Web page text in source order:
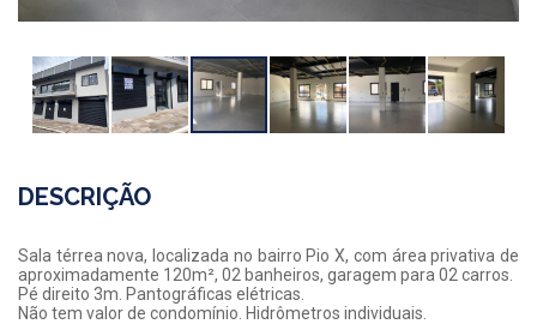
DESCRIÇÃO
Sala térrea nova, localizada no bairro Pio X, com área privativa de
aproximadamente 120m², 02 banheiros, garagem para 02 carros.
Pé direito 3m. Pantográficas elétricas.
Não tem valor de condomínio. Hidrômetros individuais.